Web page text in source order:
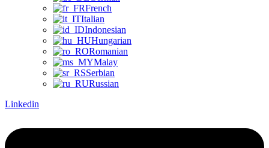
French
Italian
Indonesian
Hungarian
Romanian
Malay
Serbian
Russian
Linkedin